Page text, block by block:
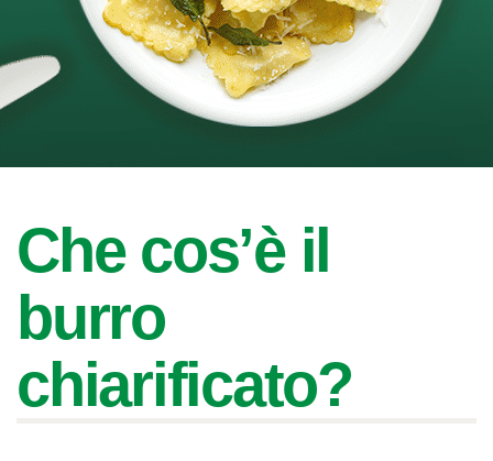
Che cos’è il
burro
chiarificato?